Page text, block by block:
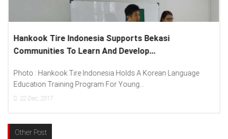
Lenovo Introduced New Brand Ambassador To
Spread “Different Is Better”...
Photo : (From Left To Right) Helmy Susanto (Consumer
Lenovo Indonesia), Andien Aisyah...
15 Dec, 2017
Other Post